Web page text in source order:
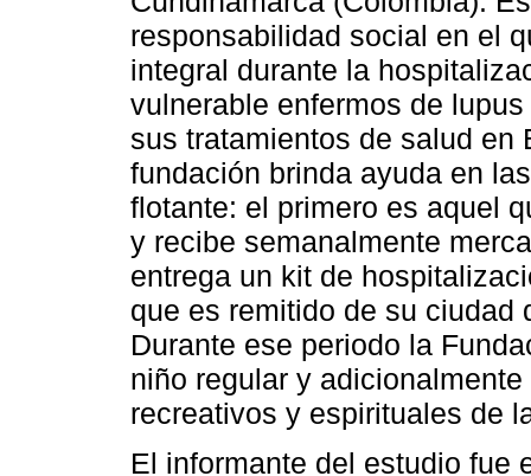
responsabilidad social en el
integral durante la
vulnerable enfermos de
sus tratamientos de salud en
fundación brinda ayuda en
flotante: el primero es aquel
y recibe semanalmente
entrega un kit de
que es remitido de su ciudad
Durante ese periodo la
niño regular y
recreativos y espirituales de
El informante del estudio fue